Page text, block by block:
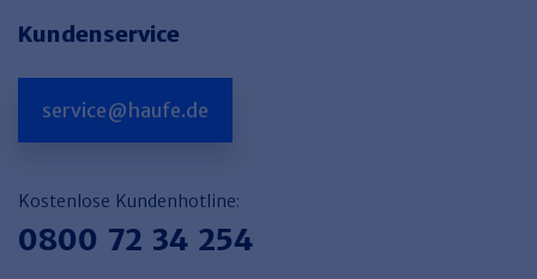
Kundenservice
service@haufe.de
Kostenlose Kundenhotline:
0800 72 34 254